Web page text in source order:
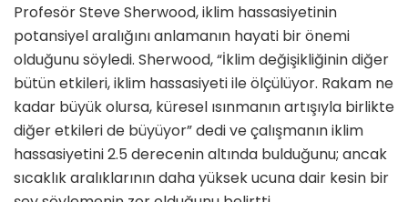
Profesör Steve Sherwood, iklim hassasiyetinin
potansiyel aralığını anlamanın hayati bir önemi
olduğunu söyledi. Sherwood, “İklim değişikliğinin diğer
bütün etkileri, iklim hassasiyeti ile ölçülüyor. Rakam ne
kadar büyük olursa, küresel ısınmanın artışıyla birlikte
diğer etkileri de büyüyor” dedi ve çalışmanın iklim
hassasiyetini 2.5 derecenin altında bulduğunu; ancak
sıcaklık aralıklarının daha yüksek ucuna dair kesin bir